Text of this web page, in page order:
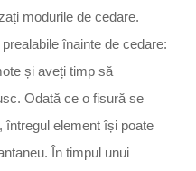
modurile de cedare.
înainte de cedare:
și aveți timp să
Odată ce o fisură se
întregul element își poate
În timpul unui